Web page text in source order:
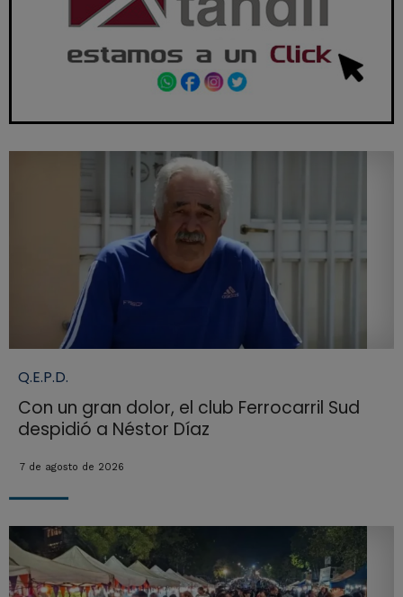
Q.E.P.D.
Con un gran dolor, el club Ferrocarril Sud
despidió a Néstor Díaz
7 de agosto de 2026